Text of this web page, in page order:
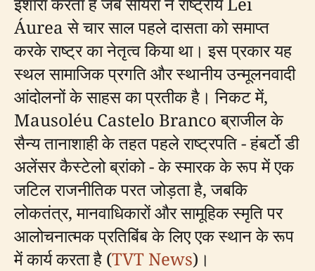
Áurea से चार साल पहले दासता को समाप्त
करके राष्ट्र का नेतृत्व किया था। इस प्रकार यह
स्थल सामाजिक प्रगति और स्थानीय उन्मूलनवादी
आंदोलनों के साहस का प्रतीक है। निकट में,
Mausoléu Castelo Branco ब्राजील के
सैन्य तानाशाही के तहत पहले राष्ट्रपति - हंबर्टो डी
अलेंसर कैस्टेलो ब्रांको - के स्मारक के रूप में एक
जटिल राजनीतिक परत जोड़ता है, जबकि
लोकतंत्र, मानवाधिकारों और सामूहिक स्मृति पर
आलोचनात्मक प्रतिबिंब के लिए एक स्थान के रूप
में कार्य करता है (TVT News)।